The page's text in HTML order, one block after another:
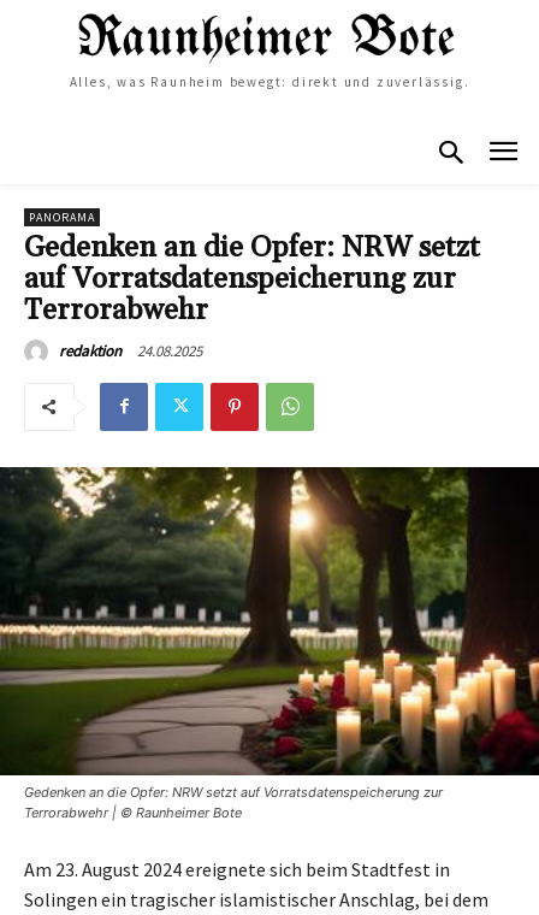
Alles, was Raunheim bewegt: direkt und zuverlässig.
PANORAMA
Gedenken an die Opfer: NRW setzt
auf Vorratsdatenspeicherung zur
Terrorabwehr
redaktion 24.08.2025
Gedenken an die Opfer: NRW setzt auf Vorratsdatenspeicherung zur
Terrorabwehr | © Raunheimer Bote
Am 23. August 2024 ereignete sich beim Stadtfest in
Solingen ein tragischer islamistischer Anschlag, bei dem